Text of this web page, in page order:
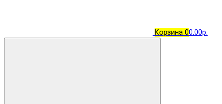
Корзина 00.00р.